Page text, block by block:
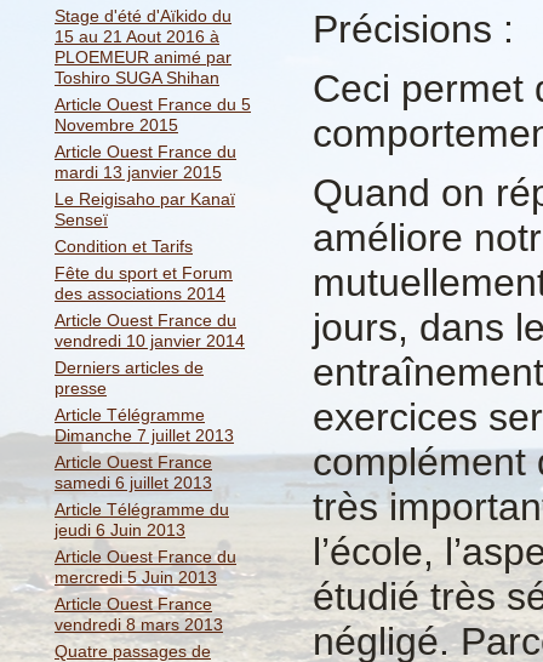
Stage d'été d'Aïkido du
15 au 21 Aout 2016 à
PLOEMEUR animé par
Toshiro SUGA Shihan
Article Ouest France du 5
Novembre 2015
Article Ouest France du
mardi 13 janvier 2015
Le Reigisaho par Kanaï
Senseï
Condition et Tarifs
Fête du sport et Forum
des associations 2014
Article Ouest France du
vendredi 10 janvier 2014
Derniers articles de
presse
Article Télégramme
Dimanche 7 juillet 2013
Article Ouest France
samedi 6 juillet 2013
Article Télégramme du
jeudi 6 Juin 2013
Article Ouest France du
mercredi 5 Juin 2013
Article Ouest France
vendredi 8 mars 2013
Quatre passages de
Précisions :
Ceci permet
Quand on
améliore
jours, dans
exercices
complément
très
l’école,
étudié très
négligé.